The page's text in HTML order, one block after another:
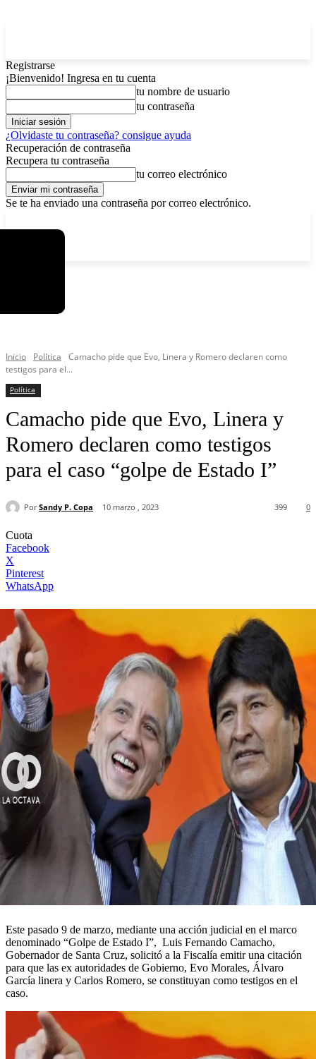
Registrarse
¡Bienvenido! Ingresa en tu cuenta
tu nombre de usuario
tu contraseña
¿Olvidaste tu contraseña? consigue ayuda
Recuperación de contraseña
Recupera tu contraseña
tu correo electrónico
Se te ha enviado una contraseña por correo electrónico.
Inicio Política
Camacho pide que Evo, Linera y Romero declaren como
testigos para el...
Política
Camacho pide que Evo, Linera y
Romero declaren como testigos
para el caso “golpe de Estado I”
Por Sandy P. Copa 10 marzo , 2023 0
399
Cuota
Facebook
X
Pinterest
WhatsApp
Este pasado 9 de marzo, mediante una acción judicial en el marco
denominado “Golpe de Estado I”, Luis Fernando Camacho,
Gobernador de Santa Cruz, solicitó a la Fiscalía emitir una citación
para que las ex autoridades de Gobierno, Evo Morales, Álvaro
García linera y Carlos Romero, se constituyan como testigos en el
caso.